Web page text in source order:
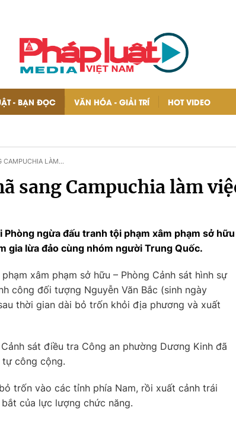
- BẠN ĐỌC VĂN HÓA - GIẢI TRÍ HOT VIDEO
CAMPUCHIA LÀM
sang Campuchia làm
ngừa đấu tranh tội phạm xâm phạm sở
gia lừa đảo cùng nhóm người Trung Quốc.
xâm phạm sở hữu – Phòng Cảnh sát hình sự
công đối tượng Nguyễn Văn Bắc (sinh ngày
thời gian dài bỏ trốn khỏi địa phương và xuất
sát điều tra Công an phường Dương Kinh đã
công cộng.
trốn vào các tỉnh phía Nam, rồi xuất cảnh trái
của lực lượng chức năng.